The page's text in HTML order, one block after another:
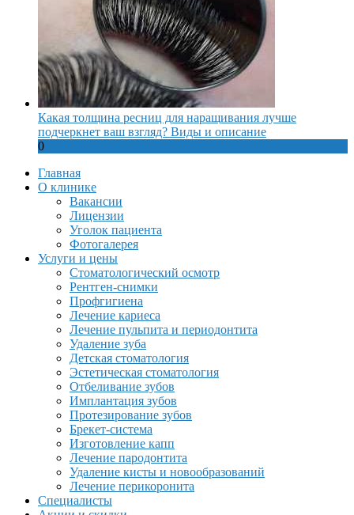
Какая толщина ресниц для наращивания лучше
подчеркнет ваш взгляд? Виды и описание
0
Главная
О клинике
Вакансии
Лицензии
Уголок пациента
Фотогалерея
Услуги и цены
Стоматологический осмотр
Рентген-снимки
Профгигиена
Лечение кариеса
Лечение пульпита и периодонтита
Удаление зуба
Детская стоматология
Эстетическая стоматология
Отбеливание зубов
Имплантация зубов
Протезирование зубов
Брекет-система
Изготовление капп
Лечение пародонтита
Удаление кисты и новообразований
Лечение перикоронита
Специалисты